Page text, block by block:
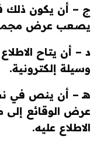
ج – أن يكون ذلك
يصعب عرض مجمل
د – أن يتاح
وسيلة إلكترونية.
هـ – أن ينص في
عرض الوقائع
الاطلاع عليه.